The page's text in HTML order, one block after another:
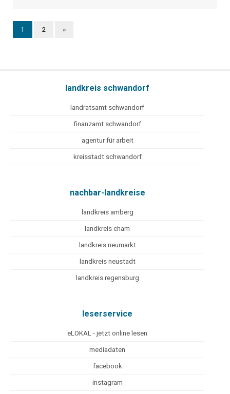
1 2 »
landkreis schwandorf
landratsamt schwandorf
finanzamt schwandorf
agentur für arbeit
kreisstadt schwandorf
nachbar-landkreise
landkreis amberg
landkreis cham
landkreis neumarkt
landkreis neustadt
landkreis regensburg
leserservice
eLOKAL - jetzt online lesen
mediadaten
facebook
instagram